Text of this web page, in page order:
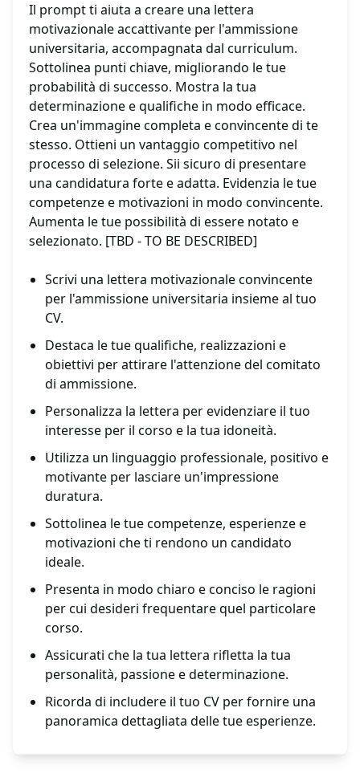
Il prompt ti aiuta a creare una lettera
motivazionale accattivante per l'ammissione
universitaria, accompagnata dal curriculum.
Sottolinea punti chiave, migliorando le tue
probabilità di successo. Mostra la tua
determinazione e qualifiche in modo efficace.
Crea un'immagine completa e convincente di te
stesso. Ottieni un vantaggio competitivo nel
processo di selezione. Sii sicuro di presentare
una candidatura forte e adatta. Evidenzia le tue
competenze e motivazioni in modo convincente.
Aumenta le tue possibilità di essere notato e
selezionato. [TBD - TO BE DESCRIBED]
Scrivi una lettera motivazionale convincente
per l'ammissione universitaria insieme al tuo
CV.
Destaca le tue qualifiche, realizzazioni e
obiettivi per attirare l'attenzione del comitato
di ammissione.
Personalizza la lettera per evidenziare il tuo
interesse per il corso e la tua idoneità.
Utilizza un linguaggio professionale, positivo e
motivante per lasciare un'impressione
duratura.
Sottolinea le tue competenze, esperienze e
motivazioni che ti rendono un candidato
ideale.
Presenta in modo chiaro e conciso le ragioni
per cui desideri frequentare quel particolare
corso.
Assicurati che la tua lettera rifletta la tua
personalità, passione e determinazione.
Ricorda di includere il tuo CV per fornire una
panoramica dettagliata delle tue esperienze.